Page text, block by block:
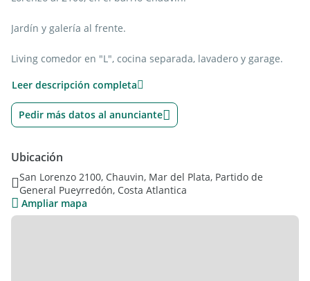
Jardín y galería al frente.
Living comedor en "L", cocina separada, lavadero y garage.
Tres dormitorios, todos con placard. Baño completo.
En planta alta dependencia de servicio / escritorio y baño.
Al contrafrente jardín y parrilla.
Calefacción por radiadores.
Superficie cubierta de 210 m2.
Leer descripción completa
Pedir más datos al anunciante
Ubicación
San Lorenzo 2100, Chauvin, Mar del Plata, Partido de
General Pueyrredón, Costa Atlantica
Ampliar mapa